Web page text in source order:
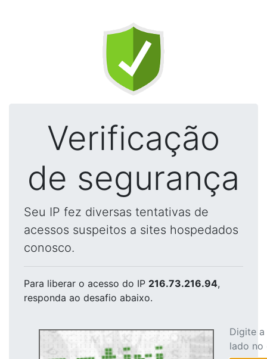
Verificação
de segurança
Seu IP fez diversas tentativas de
acessos suspeitos a sites hospedados
conosco.
Para liberar o acesso do IP 216.73.216.94,
responda ao desafio abaixo.
Digite
lado no